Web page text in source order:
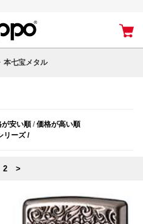
本七宝メタル
が安い順 /価格が高い順
リーズ /
2 >